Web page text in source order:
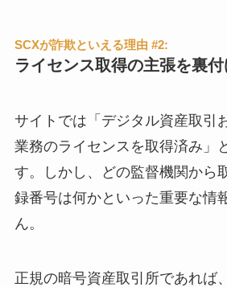
SCXが詐欺といえる理由 #2:
ライセンス取得の主張を裏
サイトでは「デジタル資産取引
業務のライセンスを取得済み」
す。しかし、どの監督機関から
録番号は何かといった重要な情
ん。
正規の暗号資産取引所であれば